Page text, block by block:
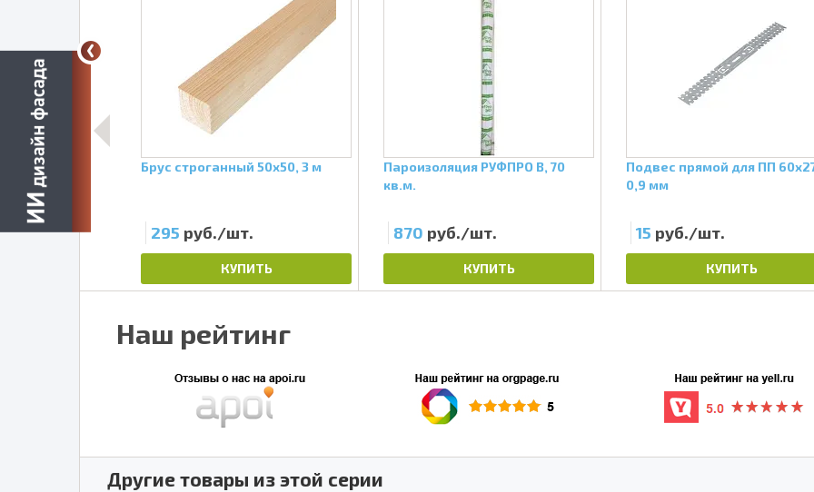
А, 70 кв.м.
Брус строганный 50х50, 3 м
295 руб./шт.
КУПИТЬ
Пароизоляция РУФПРО В, 70
кв.м.
870 руб./шт.
КУПИТЬ
Подвес прямой для ПП
0,9 мм
15 руб./шт.
КУПИТЬ
Наш рейтинг
Другие товары из этой серии